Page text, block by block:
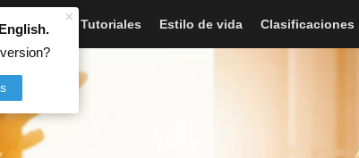
×
Noticias Tutoriales Estilo de vida Clasificaciones